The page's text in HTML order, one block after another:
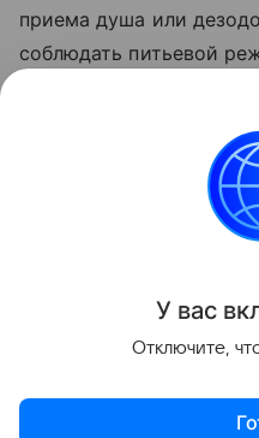
приема душа или
соблюдать питьевой
капли для носа
У вас
Отключите,